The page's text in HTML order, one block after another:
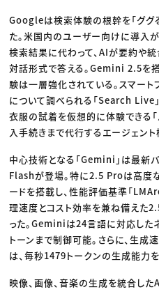
Googleは検索体験の根幹を「ググ
た。米国内のユーザー向けに導入が
検索結果に代わって、AIが要約や
対話形式で答える。Gemini 2.5を
験は一層強化されている。スマー
について調べられる「Search Live
衣服の試着を仮想的に体験できる
入手続きまで代行するエージェン
中心技術となる「Gemini」は最新
Flashが登場。特に2.5 Proは高度
ードを搭載し、性能評価基準「
理速度とコスト効率を兼ね備えた
った。Geminiは24言語に対応した
トーンまで制御可能。さらに、生
は、毎秒1479トークンの生成能力を
映像、画像、音楽の生成を統合し